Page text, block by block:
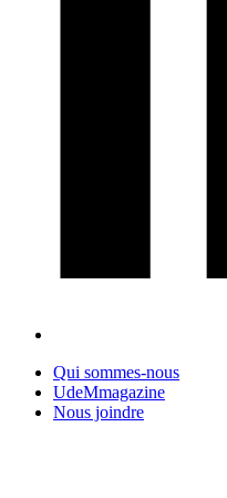
Qui sommes-nous
UdeMmagazine
Nous joindre